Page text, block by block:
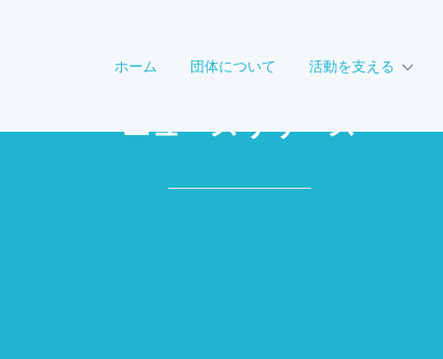
ホーム 団体について 活動を支える
ニュースリリース